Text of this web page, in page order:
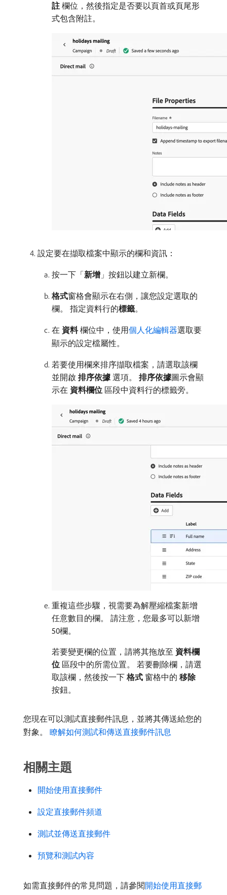
註 ​欄位，然後指定是否要以頁首或頁尾形
式包含附註。
設定要在擷取檔案中顯示的欄和資訊：
按一下「新增 」按鈕以建立新欄。
格式​窗格會顯示在右側，讓您設定選取的
欄。 指定資料行的​標籤。
在​ 資料​欄位中，使用個人化編輯器選取要
顯示的設定檔屬性。
若要使用欄來排序擷取檔案，請選取該欄
並開啟​ 排序依據​選項。 排序依據​圖示會顯
示在​ 資料欄位 ​區段中資料行的標籤旁。
重複這些步驟，視需要為解壓縮檔案新增
任意數目的欄。 請注意，您最多可以新增
50欄。
若要變更欄的位置，請將其拖放至​ 資料欄
位 ​區段中的所需位置。 若要刪除欄，請選
取該欄，然後按一下​ 格式 ​窗格中的​ 移除​
按鈕。
您現在可以測試直接郵件訊息，並將其傳送給您的
對象。 瞭解如何測試和傳送直接郵件訊息
相關主題
開始使用直接郵件
設定直接郵件頻道
測試並傳送直接郵件
預覽和測試內容
如需直接郵件的常見問題，請參閱開始使用直接郵